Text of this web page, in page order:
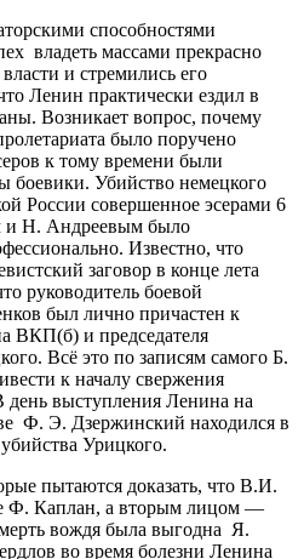
способностями
владеть массами прекрасно
и стремились его
Ленин практически ездил в
Возникает вопрос, почему
было поручено
к тому времени были
боевики. Убийство немецкого
России совершенное эсерами 6
и Н. Андреевым было
Известно, что
заговор в конце лета
руководитель боевой
был лично причастен к
ВКП(б) и председателя
Всё это по записям самого Б.
к началу свержения
день выступления Ленина на
Ф. Э. Дзержинский находился в
Урицкого.
пытаются доказать, что В.И.
Ф. Каплан, а вторым лицом —
вождя была выгодна Я.
во время болезни Ленина